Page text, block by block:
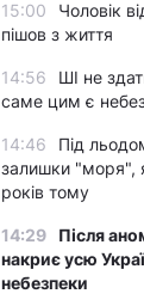
15:00
Чоловік
пішов з життя
14:56
ШІ не
саме цим є
14:46
Під
залишки "моря",
років тому
14:29
Після
накриє усю
небезпеки